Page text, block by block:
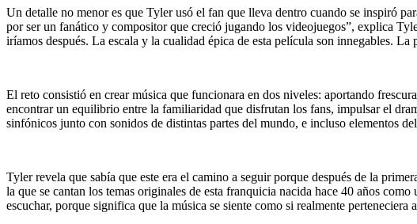
Un detalle no menor es que Tyler usó el fan que lleva dentro cuando se inspiró
por ser un fanático y compositor que creció jugando los videojuegos”, explica
iríamos después. La escala y la cualidad épica de esta película son innegables.
El reto consistió en crear música que funcionara en dos niveles: aportando
encontrar un equilibrio entre la familiaridad que disfrutan los fans, impulsar el
sinfónicos junto con sonidos de distintas partes del mundo, e incluso elementos
Tyler revela que sabía que este era el camino a seguir porque después de la
la que se cantan los temas originales de esta franquicia nacida hace 40 años
escuchar, porque significa que la música se siente como si realmente perteneciera